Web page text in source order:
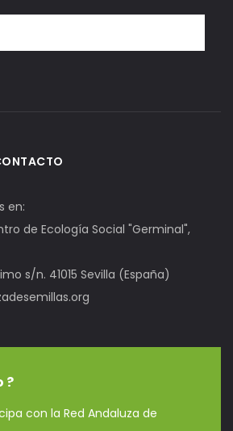
en:
de Ecología Social "Germinal",
s/n. 41015 Sevilla (España)
?
con la Red Andaluza de